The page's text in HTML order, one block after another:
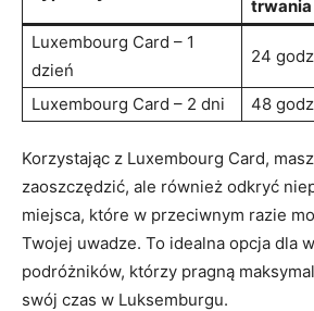
trwania
Luxembourg Card – 1
dzień
24
Luxembourg Card – 2 dni 48
Korzystając z Luxembourg Card,
zaoszczędzić, ale również odkryć
miejsca, które w⁣ przeciwnym razie
⁤Twojej⁤ uwadze. To idealna opcja dla
⁣podróżników, ⁢którzy pragną
swój czas w Luksemburgu.